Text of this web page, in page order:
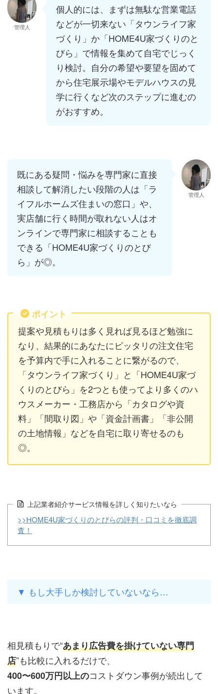
管理人
個人的には、まずは無駄な営業電話
などが一切来ない「タウンライフ家
づくり」か「HOME4U家づくりのと
びら」で情報を集めて自宅でじっく
り検討。自分の希望や要望を固めて
から住宅展示場やモデルハウスの見
学に行くなど次のステップに進むの
がおすすめ。
既にある疑問・悩みを専門家に直接
相談して解消したい段階の人は「ラ
イフルホームズ住まいの窓口」や、
実店舗に行く時間が取れない人はオ
ンラインで専門家に相談することも
できる「HOME4U家づくりのとび
ら」が◎。
管理人
ポイント
提案や見積もりは多く見れば見るほど勉強に
なり、結果的にあなたにピッタリの注文住宅
を予算内で手に入れることに繋がるので、
「タウンライフ家づくり」と「HOME4U家づ
くりのとびら」を2つとも使ってより多くのハ
ウスメーカー・工務店から「カタログや資
料」「間取り図」や「資金計画書」「非公開
の土地情報」などを自宅に取り寄せるのも
◎。
上記業者紹介サービス情報を詳しく知りたいなら
>>HOME4U家づくりのとびらの評判・口コミを徹底調
査！
▼ もし大手しか検討していないなら…
相見積もりで“あまり広告費を掛けていない専門
店”も比較に入れるだけで、
400〜600万円以上のコストダウン事例が続出して
います。